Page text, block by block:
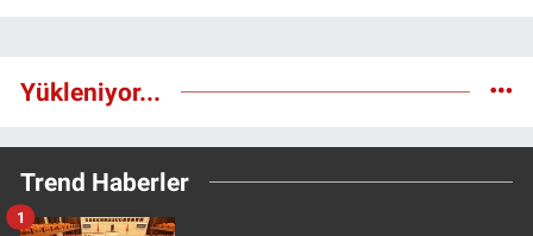
Yükleniyor...
Trend Haberler
1